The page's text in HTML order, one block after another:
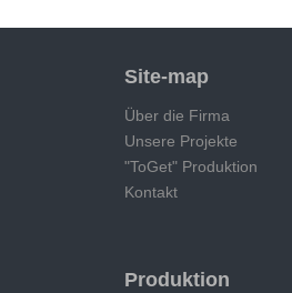
Site-map
Über die Firma
Unsere Projekte
"ToGet" Produktion
Kontakt
Produktion